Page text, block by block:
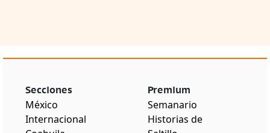
Secciones
México
Internacional
Premium
Semanario
Historias de